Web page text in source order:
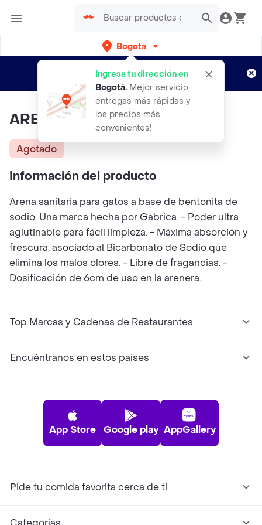
Bogotá
Ingresa tu dirección en
Bogotá. Mejor servicio,
entregas más rápidas y
los precios más
convenientes!
envíos gratis por semanas
Aplican TyC
ARENA COMFORT CAT
Agotado
Información del producto
Arena sanitaria para gatos a base de bentonita de
sodio. Una marca hecha por Gabrica. - Poder ultra
aglutinable para fácil limpieza. - Máxima absorción y
frescura, asociado al Bicarbonato de Sodio que
elimina los malos olores. - Libre de fragancias. -
Dosificación de 6cm de uso en la arenera.
Top Marcas y Cadenas de Restaurantes
Encuéntranos en estos países
App Store Google play AppGallery
Pide tu comida favorita cerca de ti